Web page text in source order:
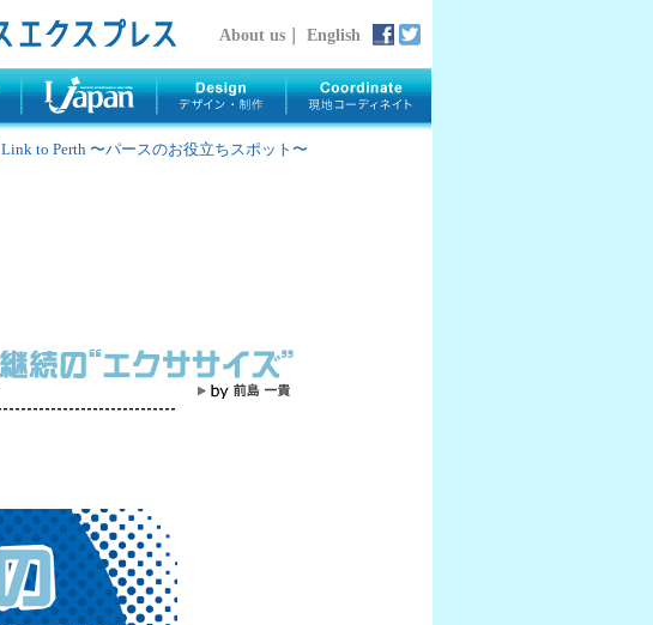
About us｜ English
Link to Perth 〜パースのお役立ちスポット〜